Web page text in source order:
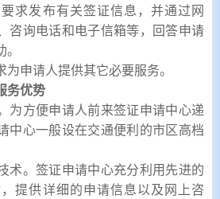
要求发布有关签证信息，并通过网
咨询电话和电子信箱等，回答申请
为申请人提供其它必要服务。
务优势
为方便申请人前来签证申请中心递
中心一般设在交通便利的市区高档
术。签证申请中心充分利用先进的
提供详细的申请信息以及网上咨